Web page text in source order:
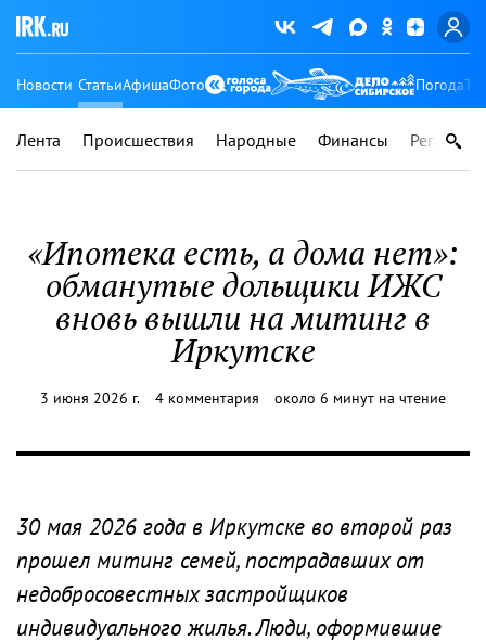
Новости СтатьиАфишаФото Погода
Лента Происшествия Народные Финансы Регионы
«Ипотека есть, а дома нет»:
обманутые дольщики ИЖС
вновь вышли на митинг в
Иркутске
3 июня 2026 г. 4 комментария около 6 минут на чтение
30 мая 2026 года в Иркутске во второй раз
прошел митинг семей, пострадавших от
недобросовестных застройщиков
индивидуального жилья. Люди, оформившие